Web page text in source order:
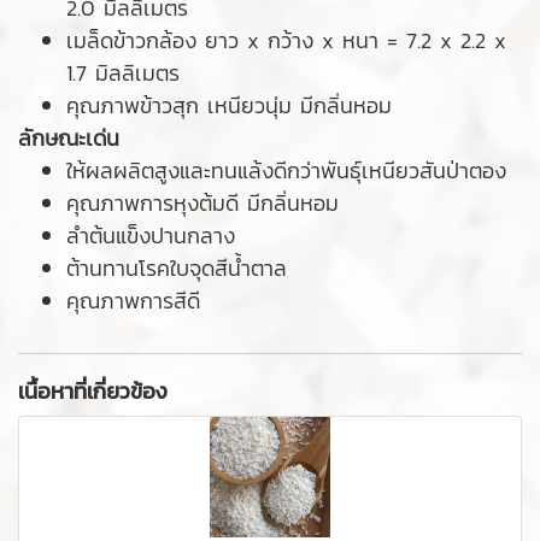
2.0 มิลลิเมตร
เมล็ดข้าวกล้อง ยาว x กว้าง x หนา = 7.2 x 2.2 x
1.7 มิลลิเมตร
คุณภาพข้าวสุก เหนียวนุ่ม มีกลิ่นหอม
ลักษณะเด่น
ให้ผลผลิตสูงและทนแล้งดีกว่าพันธุ์เหนียวสันป่าตอง
คุณภาพการหุงต้มดี มีกลิ่นหอม
ลำต้นแข็งปานกลาง
ต้านทานโรคใบจุดสีน้ำตาล
คุณภาพการสีดี
เนื้อหาที่เกี่ยวข้อง